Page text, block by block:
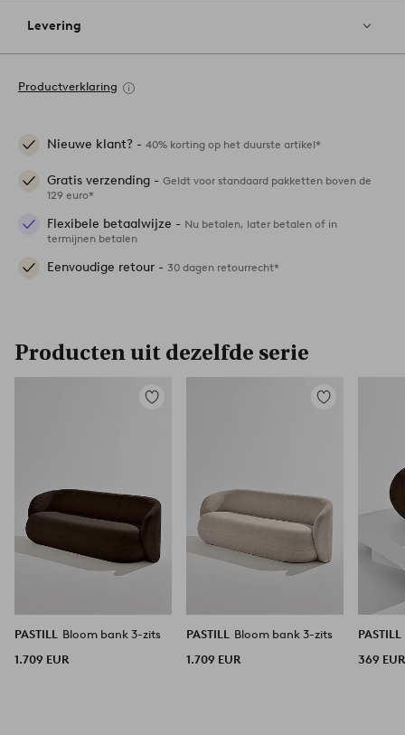
Levering
Productverklaring
Nieuwe klant? - 40% korting op het duurste artikel*
Gratis verzending - Geldt voor standaard pakketten boven de
129 euro*
Flexibele betaalwijze - Nu betalen, later betalen of in
termijnen betalen
Eenvoudige retour - 30 dagen retourrecht*
Producten uit dezelfde serie
Toevoegen
PASTILL
Bloom bank 3-zits
1.709 EUR
Toevoegen
PASTILL
Bloom bank 3-zits
1.709 EUR
PASTILL
369 EUR